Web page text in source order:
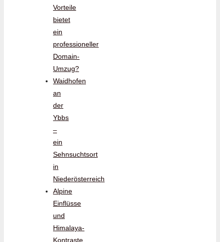
Vorteile
bietet
ein
professioneller
Domain-
Umzug?
Waidhofen
an
der
Ybbs
–
ein
Sehnsuchtsort
in
Niederösterreich
Alpine
Einflüsse
und
Himalaya-
Kontraste